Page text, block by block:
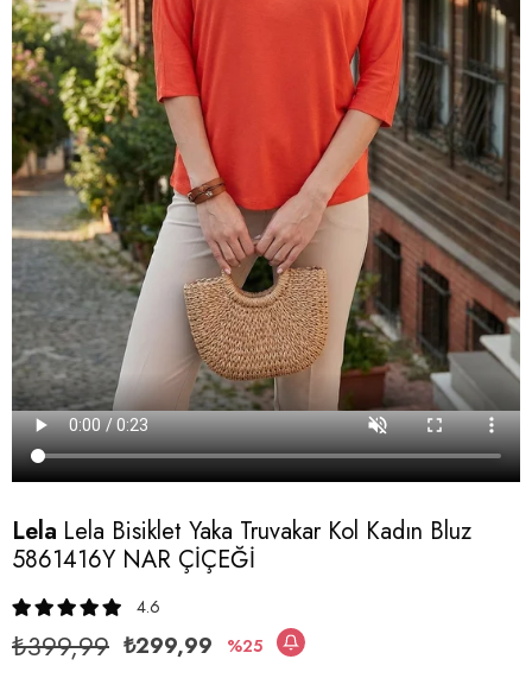
Lela Lela Bisiklet Yaka Truvakar Kol Kadın Bluz
5861416Y NAR ÇİÇEĞİ
4.6
₺399,99 ₺299,99 25